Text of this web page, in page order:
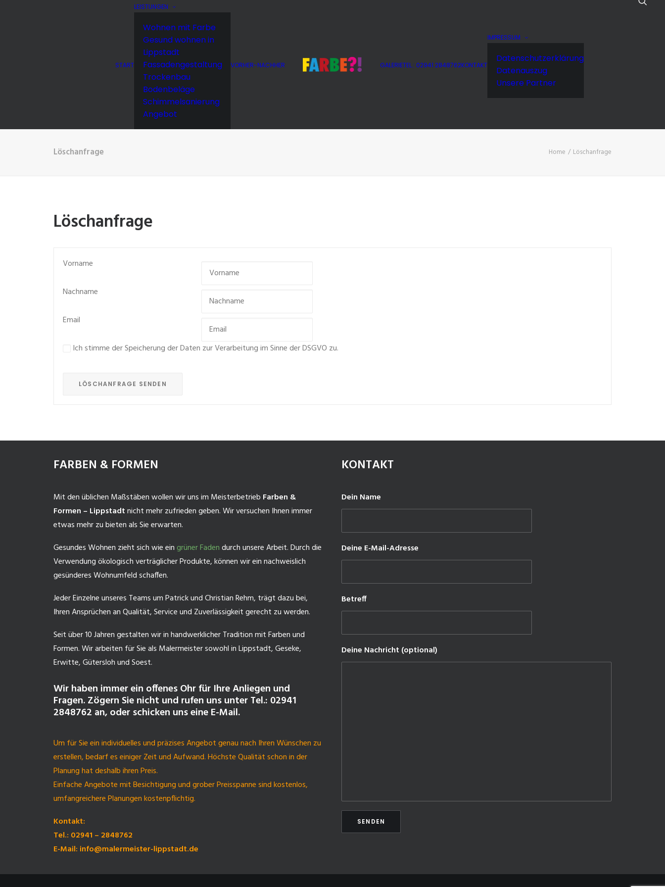
START
LEISTUNGEN
Wohnen mit Farbe
Gesund wohnen in
Lippstadt
Fassadengestaltung
Trockenbau
Bodenbeläge
Schimmelsanierung
Angebot
VORHER-NACHHER GALERIETEL.: 02941 2848762KONTAKT
IMPRESSUM
Datenschutzerklärung
Datenauszug
Unsere Partner
Löschanfrage Home Löschanfrage
Löschanfrage
Vorname
Nachname
Email
Ich stimme der Speicherung der Daten zur Verarbeitung im Sinne der DSGVO zu.
FARBEN & FORMEN
Mit den üblichen Maßstäben wollen wir uns im Meisterbetrieb Farben &
Formen – Lippstadtnicht mehr zufrieden geben. Wir versuchen Ihnen immer
etwas mehr zu bieten als Sie erwarten.
Gesundes Wohnen zieht sich wie eingrüner Fadendurch unsere Arbeit. Durch die
Verwendung ökologisch verträglicher Produkte, können wir ein nachweislich
gesünderes Wohnumfeld schaffen.
Jeder Einzelne unseres Teams um Patrick und Christian Rehm, trägt dazu bei,
Ihren Ansprüchen an Qualität, Service und Zuverlässigkeit gerecht zu werden.
Seit über 10 Jahren gestalten wir in handwerklicher Tradition mit Farben und
Formen. Wir arbeiten für Sie als Malermeister sowohl in Lippstadt, Geseke,
Erwitte, Gütersloh und Soest.
Wir haben immer ein offenes Ohr für Ihre Anliegen und
Fragen. Zögern Sie nicht und rufen uns unter Tel.: 02941
2848762 an, oder schicken uns eine E-Mail.
Um für Sie ein individuelles und präzises Angebot genau nach Ihren Wünschen zu
erstellen, bedarf es einiger Zeit und Aufwand. Höchste Qualität schon in der
Planung hat deshalb ihren Preis.
Einfache Angebote mit Besichtigung und grober Preisspanne sind kostenlos,
umfangreichere Planungen kostenpflichtig.
Kontakt:
Tel.: 02941 – 2848762
E-Mail: info@malermeister-lippstadt.de
KONTAKT
Dein Name
Deine E-Mail-Adresse
Betreff
Deine Nachricht (optional)